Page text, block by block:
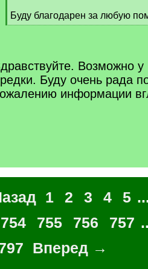
Буду благодарен за любую
[
Возможно
Буду очень рада
информации
1 2 3 4 5
754 755 756 757
Вперед →